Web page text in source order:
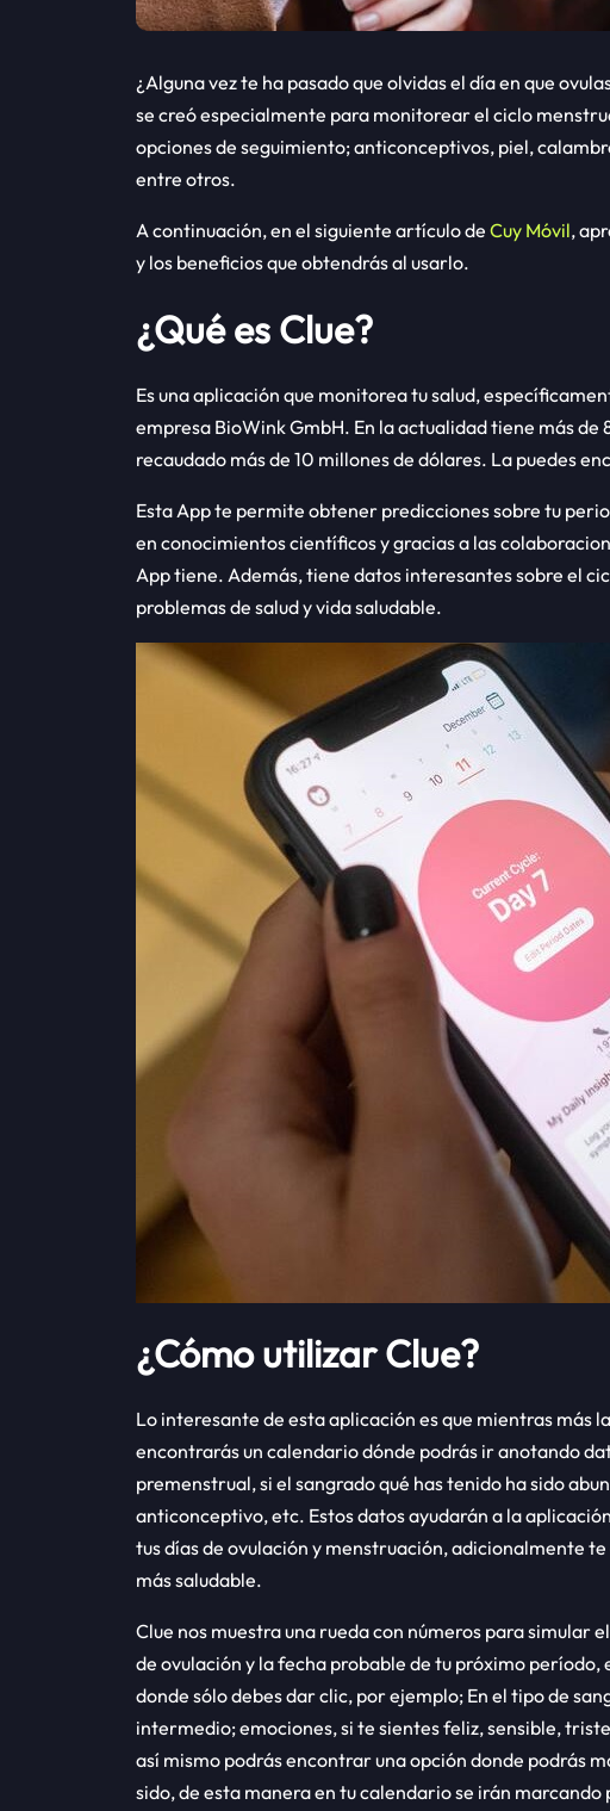
¿Alguna vez te ha pasado que olvidas el día en que
se creó especialmente para monitorear el ciclo
opciones de seguimiento; anticonceptivos, piel,
entre otros.
A continuación, en el siguiente artículo de Cuy Móvil,
y los beneficios que obtendrás al usarlo.
¿Qué es Clue?
Es una aplicación que monitorea tu salud,
empresa BioWink GmbH. En la actualidad tiene más de
recaudado más de 10 millones de dólares. La puedes
Esta App te permite obtener predicciones sobre tu
en conocimientos científicos y gracias a las
App tiene. Además, tiene datos interesantes sobre el
problemas de salud y vida saludable.
¿Cómo utilizar Clue?
Lo interesante de esta aplicación es que mientras más
encontrarás un calendario dónde podrás ir anotando
premenstrual, si el sangrado qué has tenido ha sido
anticonceptivo, etc. Estos datos ayudarán a la
tus días de ovulación y menstruación, adicionalmente
más saludable.
Clue nos muestra una rueda con números para simular
de ovulación y la fecha probable de tu próximo período,
donde sólo debes dar clic, por ejemplo; En el tipo de
intermedio; emociones, si te sientes feliz, sensible,
así mismo podrás encontrar una opción donde podrás
sido, de esta manera en tu calendario se irán